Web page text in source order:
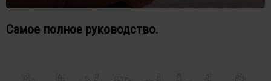
Самое полное руководство.